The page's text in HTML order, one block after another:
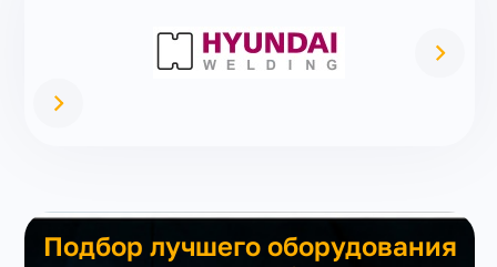
Подбор лучшего оборудования